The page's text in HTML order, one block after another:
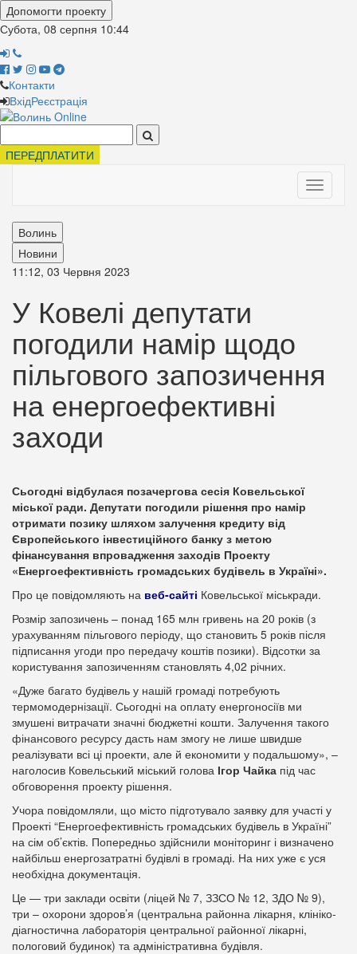
Допомогти проекту
Субота, 08 серпня 10:44
Контакти
ВхідРеєстрація
ПЕРЕДПЛАТИТИ
Toggle
Волинь
Новини
11:12, 03 Червня 2023
У Ковелі депутати
погодили намір щодо
пільгового запозичення
на енергоефективні
заходи
Сьогодні відбулася позачергова сесія Ковельської
міської ради. Депутати погодили рішення про намір
отримати позику шляхом залучення кредиту від
Європейського інвестиційного банку з метою
фінансування впровадження заходів Проекту
«Енергоефективність громадських будівель в Україні».
Про це повідомляють на веб-сайті Ковельської міськради.
Розмір запозичень – понад 165 млн гривень на 20 років (з
урахуванням пільгового періоду, що становить 5 років після
підписання угоди про передачу коштів позики). Відсотки за
користування запозиченням становлять 4,02 річних.
«Дуже багато будівель у нашій громаді потребують
термомодернізації. Сьогодні на оплату енергоносіїв ми
змушені витрачати значні бюджетні кошти. Залучення такого
фінансового ресурсу дасть нам змогу не лише швидше
реалізувати всі ці проекти, але й економити у подальшому», –
наголосив Ковельський міський голова Ігор Чайка під час
обговорення проекту рішення.
Учора повідомляли, що місто підготувало заявку для участі у
Проекті “Енергоефективність громадських будівель в Україні”
на сім об’єктів. Попередньо здійснили моніторинг і визначено
найбільш енергозатратні будівлі в громаді. На них уже є уся
необхідна документація.
Це — три заклади освіти (ліцей № 7, ЗЗСО № 12, ЗДО № 9),
три – охорони здоров’я (центральна районна лікарня, клініко-
діагностична лабораторія центральної районної лікарні,
пологовий будинок) та адміністративна будівля.